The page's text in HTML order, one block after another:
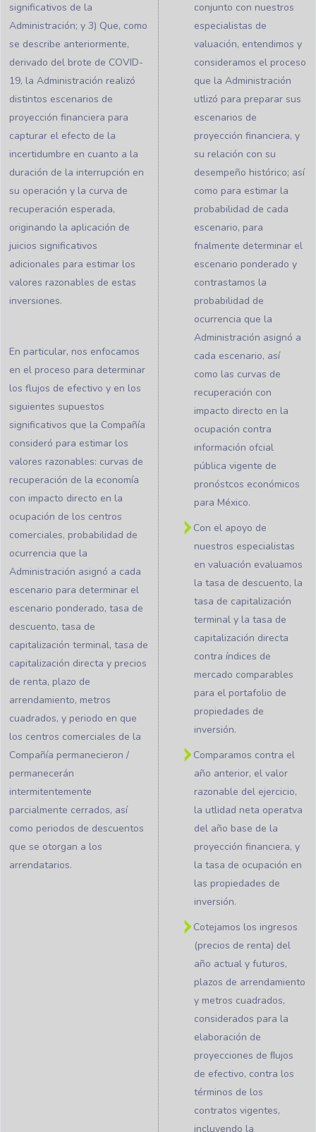
significativos de la
Administración; y 3) Que, como
se describe anteriormente,
derivado del brote de COVID-
19, la Administración realizó
distintos escenarios de
proyección financiera para
capturar el efecto de la
incertidumbre en cuanto a la
duración de la interrupción en
su operación y la curva de
recuperación esperada,
originando la aplicación de
juicios significativos
adicionales para estimar los
valores razonables de estas
inversiones.
En particular, nos enfocamos
en el proceso para determinar
los flujos de efectivo y en los
siguientes supuestos
significativos que la Compañía
consideró para estimar los
valores razonables: curvas de
recuperación de la economía
con impacto directo en la
ocupación de los centros
comerciales, probabilidad de
ocurrencia que la
Administración asignó a cada
escenario para determinar el
escenario ponderado, tasa de
descuento, tasa de
capitalización terminal, tasa de
capitalización directa y precios
de renta, plazo de
arrendamiento, metros
cuadrados, y periodo en que
los centros comerciales de la
Compañía permanecieron /
permanecerán
intermitentemente
parcialmente cerrados, así
como periodos de descuentos
que se otorgan a los
arrendatarios.
conjunto con nuestros
especialistas de
valuación, entendimos y
consideramos el proceso
que la Administración
utlizó para preparar sus
escenarios de
proyección financiera, y
su relación con su
desempeño histórico; así
como para estimar la
probabilidad de cada
escenario, para
fnalmente determinar el
escenario ponderado y
contrastamos la
probabilidad de
ocurrencia que la
Administración asignó a
cada escenario, así
como las curvas de
recuperación con
impacto directo en la
ocupación contra
información ofcial
pública vigente de
pronóstcos económicos
para México.
Con el apoyo de
nuestros especialistas
en valuación evaluamos
la tasa de descuento, la
tasa de capitalización
terminal y la tasa de
capitalización directa
contra índices de
mercado comparables
para el portafolio de
propiedades de
inversión.
Comparamos contra el
año anterior, el valor
razonable del ejercicio,
la utlidad neta operatva
del año base de la
proyección financiera, y
la tasa de ocupación en
las propiedades de
inversión.
Cotejamos los ingresos
(precios de renta) del
año actual y futuros,
plazos de arrendamiento
y metros cuadrados,
considerados para la
elaboración de
proyecciones de ﬂujos
de efectivo, contra los
términos de los
contratos vigentes,
incluyendo la